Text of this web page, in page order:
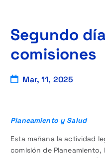
Segundo
comisiones
Mar, 11, 2025
Planeamiento y Salud
Esta mañana la actividad
comisión de